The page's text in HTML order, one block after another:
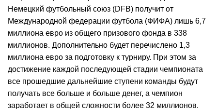
Немецкий футбольный союз (DFB) получит от
Международной федерации футбола (ФИФА) лишь 6,7
миллиона евро из общего призового фонда в 338
миллионов. Дополнительно будет перечислено 1,3
миллиона евро за подготовку к турниру. При этом за
достижение каждой последующей стадии чемпионата
все прошедшие дальнейшие ступени команды будут
получать все больше и больше денег, а чемпион
заработает в общей сложности более 32 миллионов.